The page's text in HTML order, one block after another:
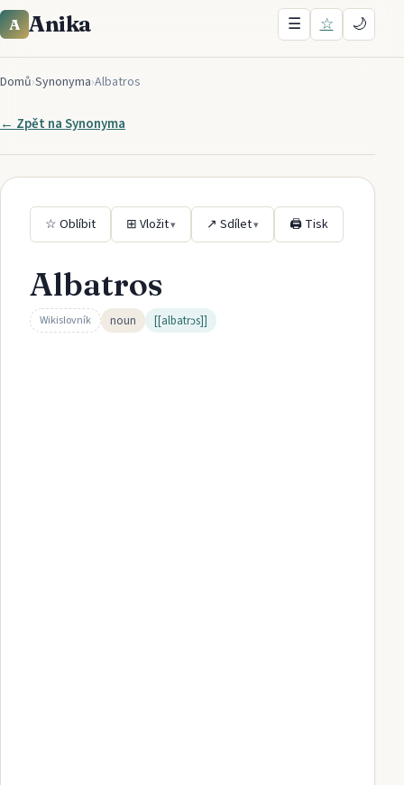
A Anika ☰ ☆ 🌙
Domů›Synonyma›Albatros
← Zpět naSynonyma
☆ Oblíbit ⊞ Vložit▾ ↗ Sdílet▾ 🖨 Tisk
Albatros
Wikislovník noun [[albatrɔs]]